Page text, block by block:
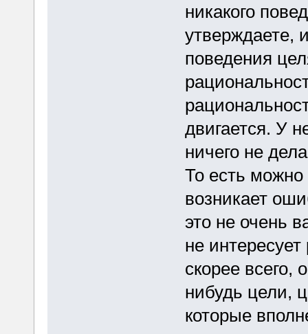
никакого
утверждаете,
поведения
двигается. У
ничего не
То есть можно
возникает
это не очень
не
скорее всего,
нибудь цели,
которые